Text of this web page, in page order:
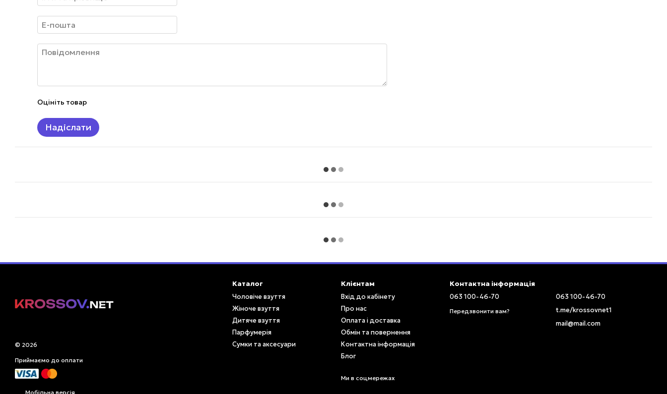
Оцініть товар
Надіслати
© 2026
Приймаємо до оплати
Мобільна версія
Каталог
Чоловіче взуття
Жіноче взуття
Дитяче взуття
Парфумерія
Сумки та аксесуари
Клієнтам
Вхід до кабінету
Про нас
Оплата і доставка
Обмін та повернення
Контактна інформація
Блог
Ми в соцмережах
Контактна інформація
063 100-46-70
Передзвонити вам?
063 100-46-70
t.me/krossovnet1
mail@mail.com